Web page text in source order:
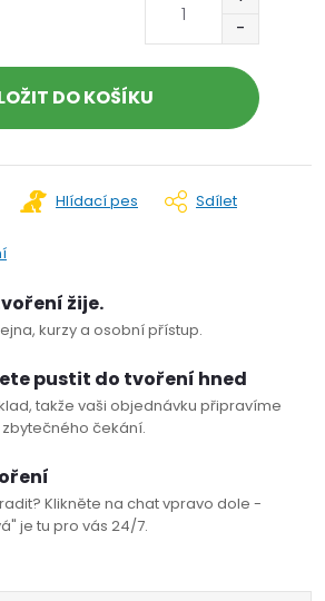
DO KOŠÍKU
Hlídací pes Sdílet
žije.
kurzy a osobní přístup.
pustit do tvoření hned
takže vaši objednávku připravíme
zbytečného čekání.
Klikněte na chat vpravo dole -
je tu pro vás 24/7.